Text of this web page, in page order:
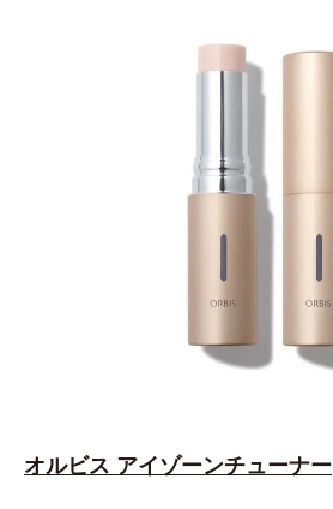
オルビス アイゾーンチューナー